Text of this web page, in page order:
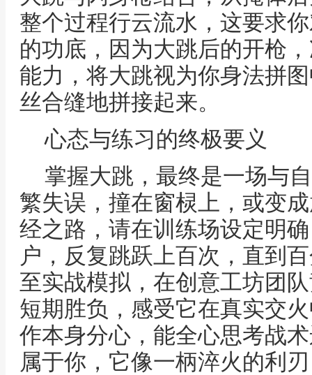
整个过程行云流水，这要求
的功底，因为大跳后的开枪
能力，将大跳视为你身法拼
丝合缝地拼接起来。
心态与练习的终极要义
掌握大跳，最终是一场与
繁失误，撞在窗棂上，或变
经之路，请在训练场设定明
户，反复跳跃上百次，直到
至实战模拟，在创意工坊团
短期胜负，感受它在真实交
作本身分心，能全心思考战
属于你，它像一柄淬火的利